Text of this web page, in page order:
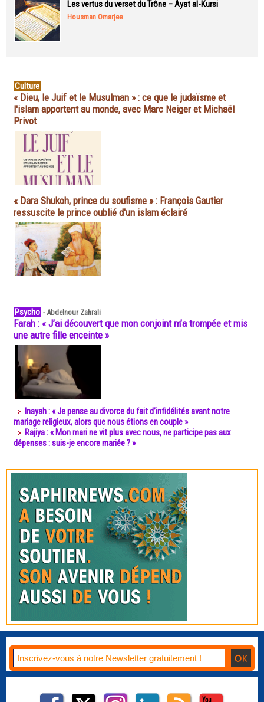
Les vertus du verset du Trône – Ayat al-Kursi
Housman Omarjee
Culture
« Dieu, le Juif et le Musulman » : ce que le judaïsme et
l'islam apportent au monde, avec Marc Neiger et Michaël
Privot
« Dara Shukoh, prince du soufisme » : François Gautier
ressuscite le prince oublié d'un islam éclairé
Psycho -Abdelnour Zahrali
Farah : « J’ai découvert que mon conjoint m’a trompée et mis
une autre fille enceinte »
Inayah : « Je pense au divorce du fait d’infidélités avant notre
mariage religieux, alors que nous étions en couple »
Rajiya : « Mon mari ne vit plus avec nous, ne participe pas aux
dépenses : suis-je encore mariée ? »